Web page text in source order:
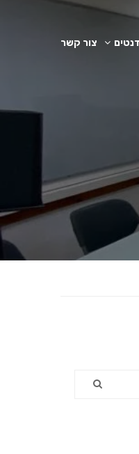
צור קשר